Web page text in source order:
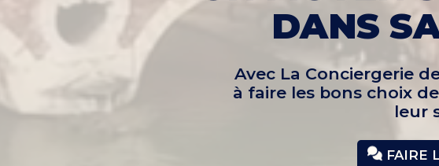
DANS
Avec La Conciergerie
à faire les bons choix
leur
FAIRE